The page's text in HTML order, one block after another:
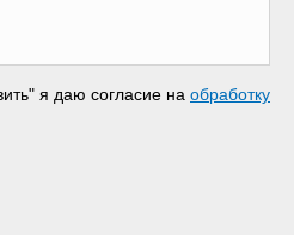
я даю согласие на обработку